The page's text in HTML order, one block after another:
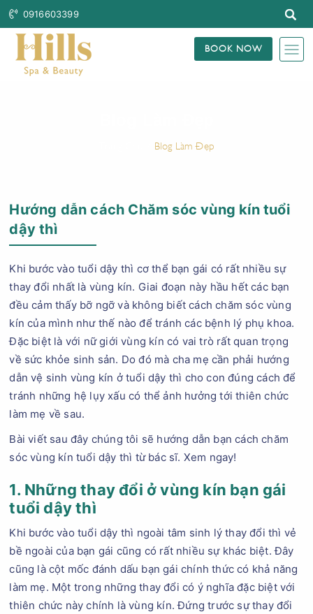
0916603399
BOOK NOW
Blog Làm Đẹp
Hướng dẫn cách Chăm sóc vùng kín tuổi
dậy thì
Khi bước vào tuổi dậy thì cơ thể bạn gái có rất nhiều sự
thay đổi nhất là vùng kín. Giai đoạn này hầu hết các bạn
đều cảm thấy bỡ ngỡ và không biết cách chăm sóc vùng
kín của mình như thế nào để tránh các bệnh lý phụ khoa.
Đặc biệt là với nữ giới vùng kín có vai trò rất quan trọng
về sức khỏe sinh sản. Do đó mà cha mẹ cần phải hướng
dẫn vệ sinh vùng kín ở tuổi dậy thì cho con đúng cách để
tránh những hệ lụy xấu có thể ảnh hưởng tới thiên chức
làm mẹ về sau.
Bài viết sau đây chúng tôi sẽ hướng dẫn bạn cách chăm
sóc vùng kín tuổi dậy thì từ bác sĩ. Xem ngay!
1. Những thay đổi ở vùng kín bạn gái
tuổi dậy thì
Khi bước vào tuổi dậy thì ngoài tâm sinh lý thay đổi thì vẻ
bề ngoài của bạn gái cũng có rất nhiều sự khác biệt. Đây
cũng là cột mốc đánh dấu bạn gái chính thức có khả năng
làm mẹ. Một trong những thay đổi có ý nghĩa đặc biệt với
thiên chức này chính là vùng kín. Đứng trước sự thay đổi